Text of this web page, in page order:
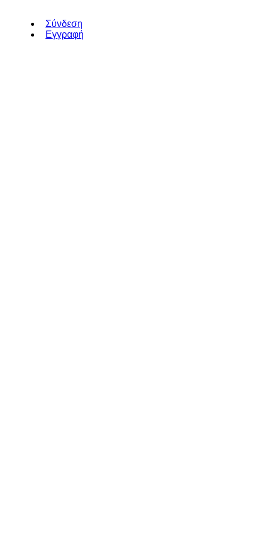
Σύνδεση
Εγγραφή